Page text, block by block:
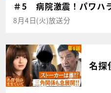
＃5 病院激震！パワハ
8月4日(火)放送分
名探